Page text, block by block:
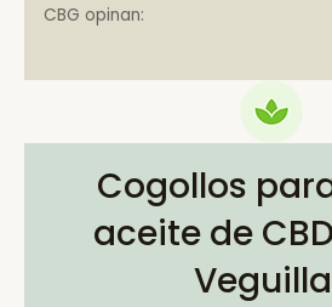
CBG opinan:
Cogollos
aceite de